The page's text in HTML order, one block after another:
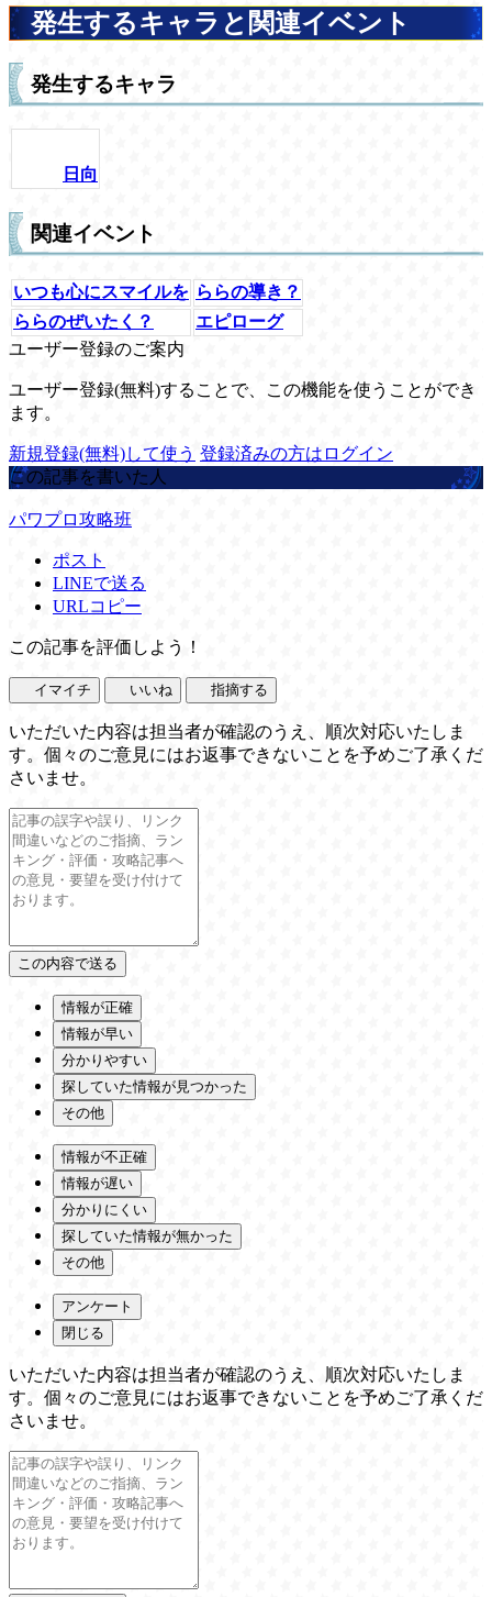
発生するキャラと関連イベント
発生するキャラ
日向
関連イベント
いつも心にスマイルを ららの導き？
ららのぜいたく？
エピローグ
ユーザー登録のご案内
ユーザー登録(無料)することで、この機能を使うことができ
ます。
新規登録(無料)して使う 登録済みの方はログイン
この記事を書いた人
パワプロ攻略班
ポスト
LINEで送る
URLコピー
この記事を評価しよう！
イマイチ いいね 指摘する
いただいた内容は担当者が確認のうえ、順次対応いたしま
す。個々のご意見にはお返事できないことを予めご了承くだ
さいませ。
情報が正確
情報が早い
分かりやすい
探していた情報が見つかった
その他
情報が不正確
情報が遅い
分かりにくい
探していた情報が無かった
その他
アンケート
閉じる
いただいた内容は担当者が確認のうえ、順次対応いたしま
す。個々のご意見にはお返事できないことを予めご了承くだ
さいませ。